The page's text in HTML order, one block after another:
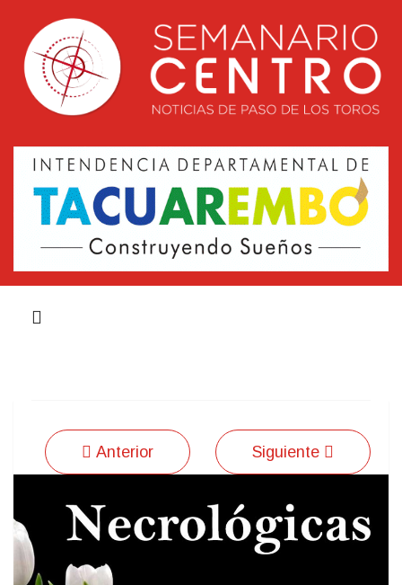
Anterior Siguiente